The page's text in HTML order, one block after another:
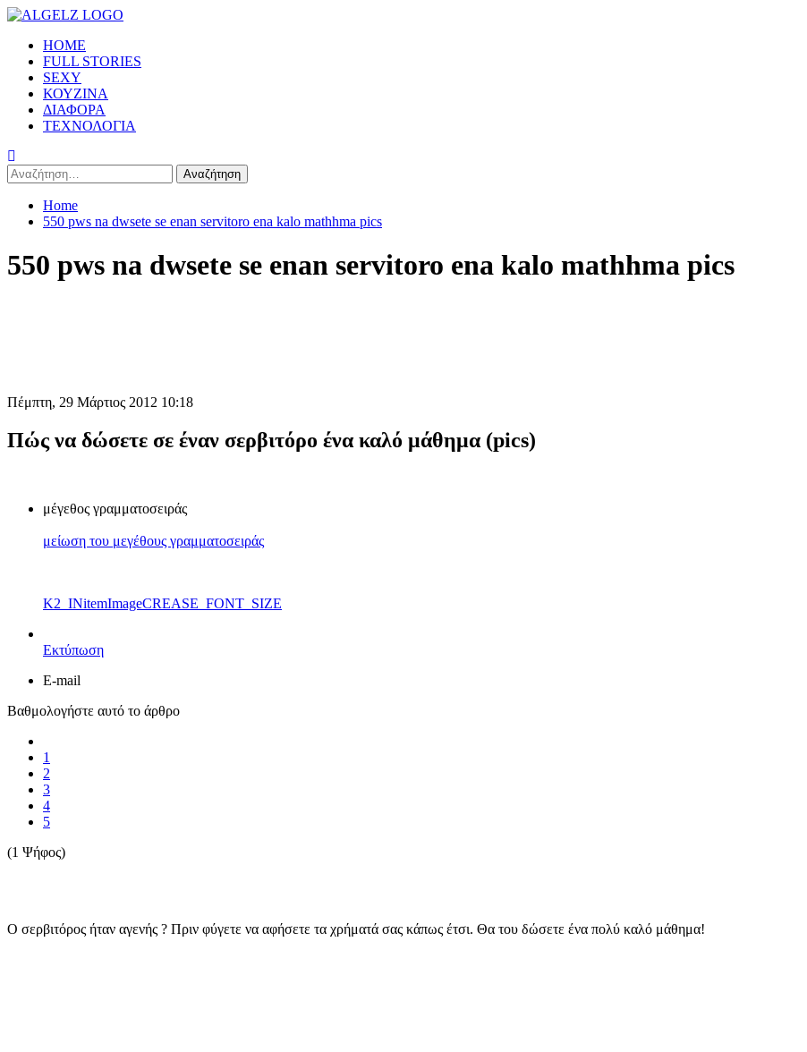
Skip
content
Primary
Menu
HOME
FULL STORIES
SEXY
ΚΟΥΖΙΝΑ
ΔΙΑΦΟΡΑ
ΤΕΧΝΟΛΟΓΙΑ
Αναζήτηση
για:
Home
550 pws na dwsete se enan servitoro ena kalo mathhma pics
550 pws na dwsete se enan servitoro ena kalo mathhma pics
Πέμπτη, 29 Μάρτιος 2012 10:18
Πώς να δώσετε σε έναν σερβιτόρο ένα καλό μάθημα (pics)
μέγεθος γραμματοσειράς
μείωση του μεγέθους γραμματοσειράς
K2_INitemImageCREASE_FONT_SIZE
Εκτύπωση
E-mail
Βαθμολογήστε αυτό το άρθρο
1
2
3
4
5
(1 Ψήφος)
Ο σερβιτόρος ήταν αγενής ? Πριν φύγετε να αφήσετε τα χρήματά σας κάπως έτσι. Θα του δώσετε ένα πολύ καλό μάθημα!